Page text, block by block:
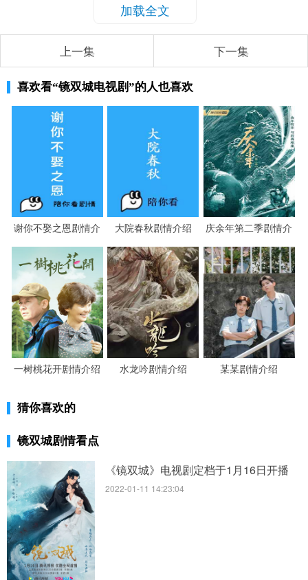
加载全文
上一集 下一集
喜欢看“镜双城电视剧”的人也喜欢
谢你不娶之恩剧情介
绍
大院春秋剧情介绍
庆余年第二季剧情介
绍
一树桃花开剧情介绍 水龙吟剧情介绍 某某剧情介绍
猜你喜欢的
镜双城剧情看点
《镜双城》电视剧定档于1月16日开播
2022-01-11 14:23:04